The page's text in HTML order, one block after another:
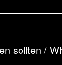
sollten /